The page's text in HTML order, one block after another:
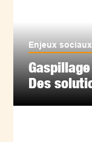
Enjeux sociaux
Des